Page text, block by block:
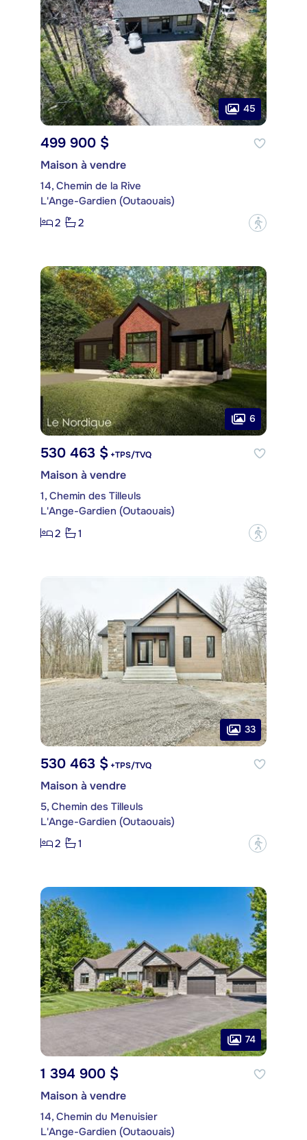
45
499 900 $
Maison à vendre
14, Chemin de la Rive
L'Ange-Gardien (Outaouais)
2
2 ?
6
530 463 $ +TPS/TVQ
Maison à vendre
1, Chemin des Tilleuls
L'Ange-Gardien (Outaouais)
2
1 ?
33
530 463 $ +TPS/TVQ
Maison à vendre
5, Chemin des Tilleuls
L'Ange-Gardien (Outaouais)
2
1 ?
74
1 394 900 $
Maison à vendre
14, Chemin du Menuisier
L'Ange-Gardien (Outaouais)